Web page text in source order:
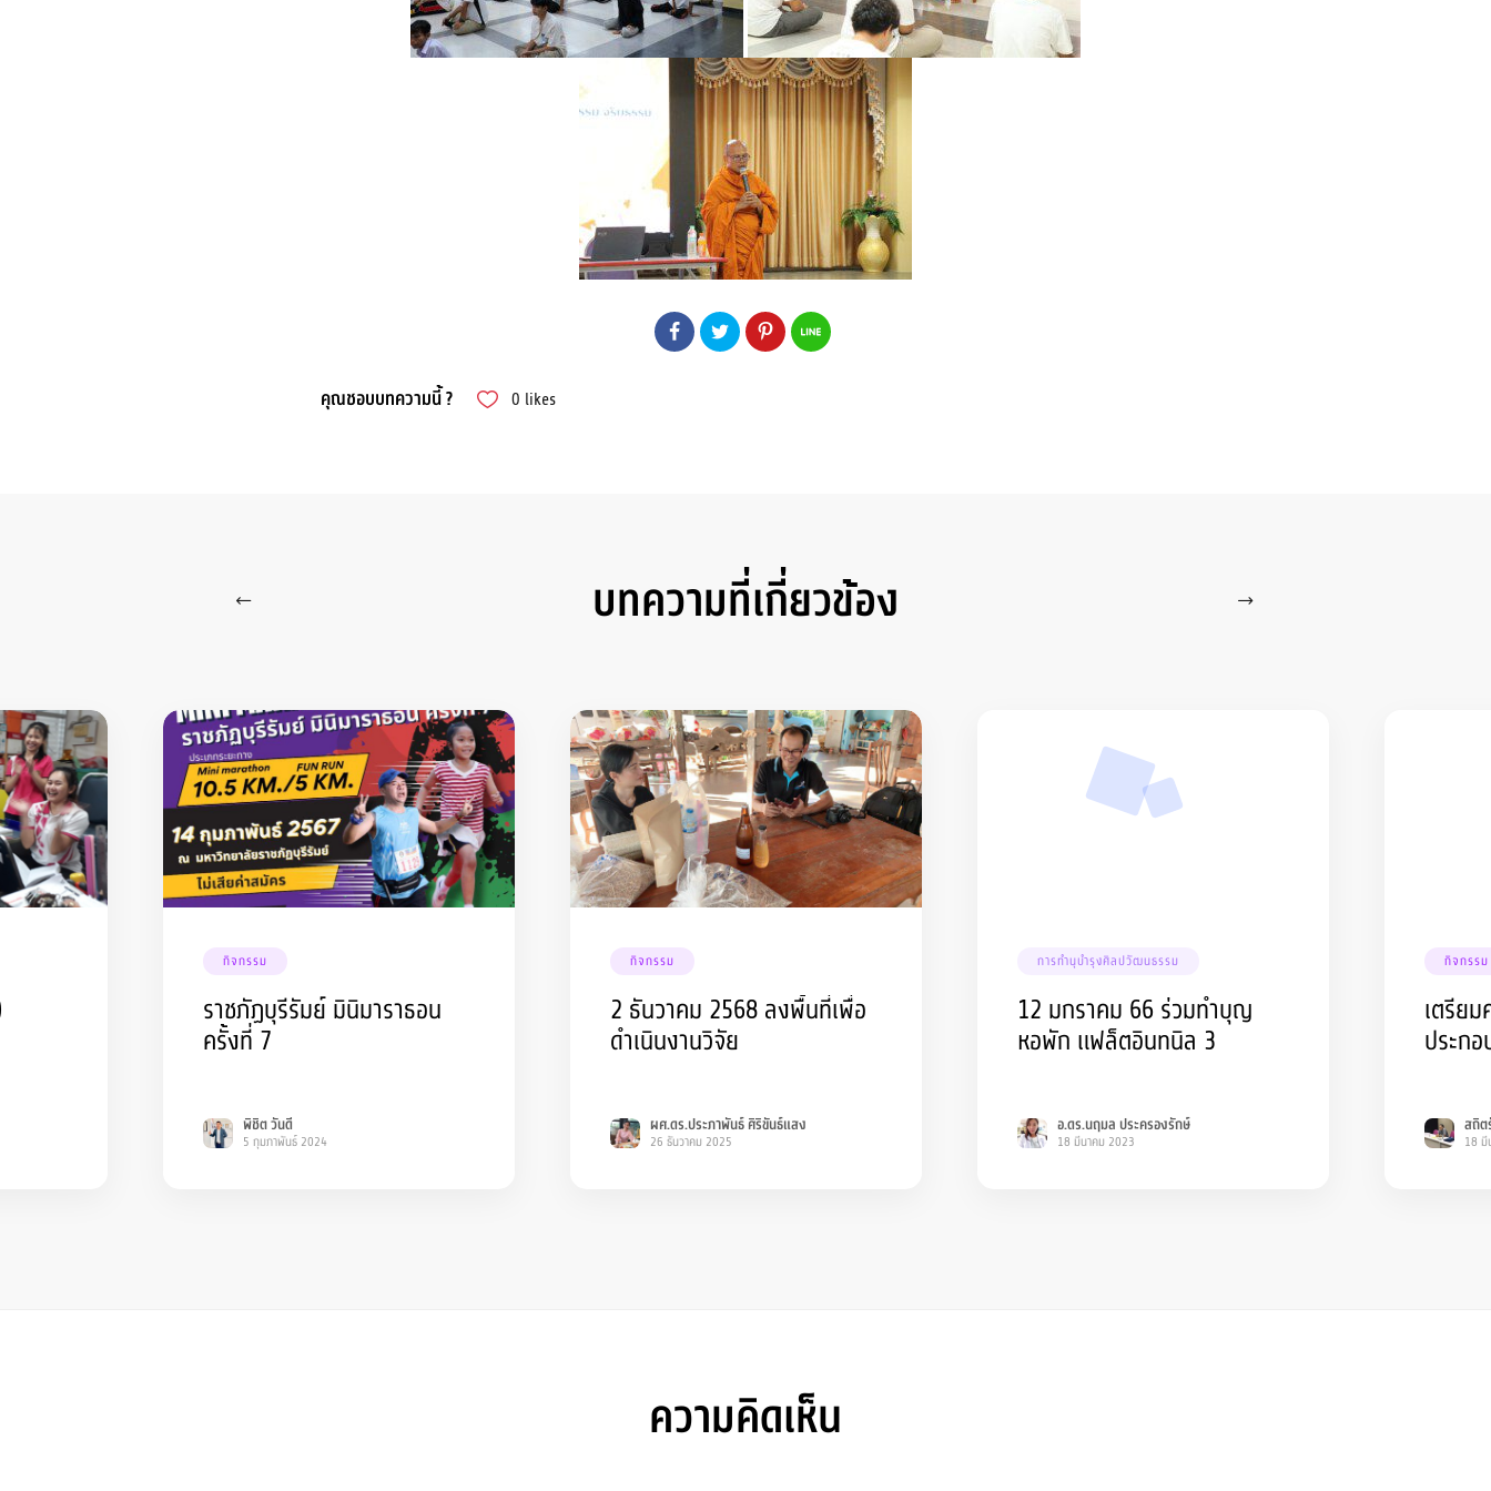
คุณชอบบทความนี้ ? 0 likes
บทความที่เกี่ยวข้อง
กิจกรรม
ราชภัฏบุรีรัมย์ มินิมาราธอน
ครั้งที่ 7
พิชิต วันดี
5 กุมภาพันธ์ 2024
กิจกรรม
2 ธันวาคม 2568 ลงพื้นที่เพื่อ
ดำเนินงานวิจัย
ผศ.ดร.ประภาพันธ์ ศิริขันธ์แสง
26 ธันวาคม 2025
การทำนุบำรุงศิลปวัฒนธรรม
12 มกราคม 66 ร่วมทำบุญ
หอพัก แฟล็ตอินทนิล 3
อ.ดร.นฤมล ประครองรักษ์
18 มีนาคม 2023
กิจกรรม
เตรีย
ประก
สถิต
18
ความคิดเห็น